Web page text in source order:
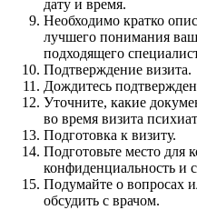
дату и время.
Необходимо кратко
лучшего понимания
подходящего
Подтверждение визита.
Дождитесь
Уточните, какие
во время визита
Подготовка к визиту.
Подготовьте место для
конфиденциальность и
Подумайте о вопросах
обсудить с врачом.